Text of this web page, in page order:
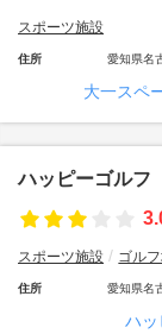
スポーツ施設
住所 愛知県名
大一スペ
ハッピーゴルフ
スポーツ施設 ゴル
住所 愛知県名
ハッ